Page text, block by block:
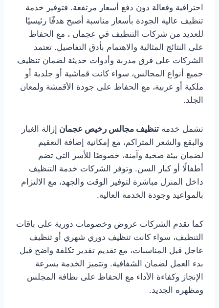
احترافية وفعالة دون دفع أسعار مرتفعة. فتوفير خدمة
تنظيف عالية الجودة بأسعار مناسبة أصبح هدفًا رئيسيًا
للعديد من شركات التنظيف في عجمان ، مع الحفاظ
على النتائج المثالية والاهتمام بأدق التفاصيل. تعتمد
الشركات على فرق مدربة وأدوات حديثة لضمان تنظيف
جميع أنواع المجالس، سواء كانت قماشية أو جلدية أو
ملكية أو عربية، مع الحفاظ على جودة الأقمشة ولمعان
الجلد.
تشمل خدمة تنظيف مجالس رخيص عجمان إزالة الغبار
والبقع والشعر المتراكم، مع إمكانية إضافة التعقيم
لضمان بيئة صحية وآمنة، خصوصًا للأسر التي تضم
أطفالًا أو كبار السن. وتوفر الشركات خدمة التنظيف
داخل المنزل مباشرة لتوفير الوقت والجهد، مع الالتزام
بالمواعيد وجودة الخدمة العالية.
كما تقدم الشركات عروض وخصومات دورية على باقات
التنظيف، سواء كانت تنظيف دوري شهري أو تنظيف
عاجل قبل المناسبات، مع تقديم تقدير تكلفة واضح قبل
بدء العمل لضمان الشفافية. وتتميز الخدمة بسرعة
الإنجاز وكفاءة الأداء مع الحفاظ على نظافة المجلس
ومظهره الجديد.